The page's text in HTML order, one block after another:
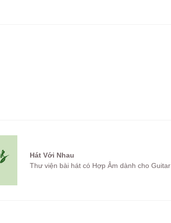
Hát Với Nhau
Thư viện bài hát có Hợp Âm dành cho Guitar